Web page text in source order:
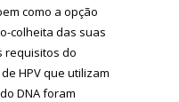
como a opção
colheita das suas
requisitos do
HPV que utilizam
DNA foram